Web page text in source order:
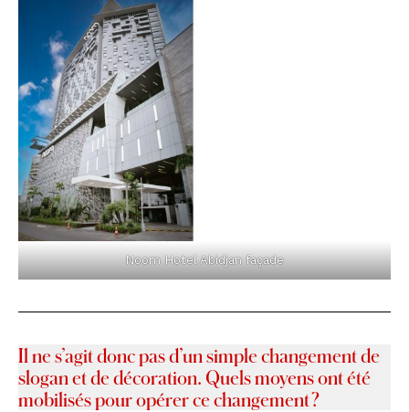
Noom Hotel Abidjan façade
Il ne s’agit donc pas d’un simple changement de
slogan et de décoration. Quels moyens ont été
mobilisés pour opérer ce changement ?